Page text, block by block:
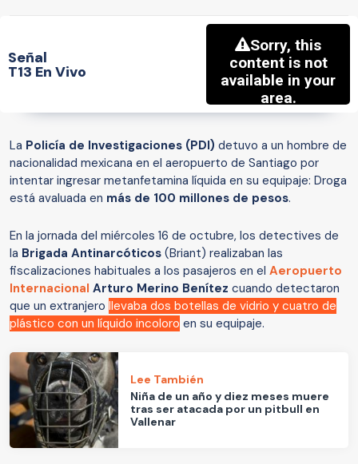
Señal
T13 En Vivo
La Policía de Investigaciones (PDI) detuvo a un hombre de
nacionalidad mexicana en el aeropuerto de Santiago por
intentar ingresar metanfetamina líquida en su equipaje: Droga
está avaluada en más de 100 millones de pesos.
En la jornada del miércoles 16 de octubre, los detectives de
la Brigada Antinarcóticos (Briant) realizaban las
fiscalizaciones habituales a los pasajeros en el Aeropuerto
Internacional Arturo Merino Benítez cuando detectaron
que un extranjero llevaba dos botellas de vidrio y cuatro de
plástico con un líquido incoloro en su equipaje.
Lee También
Niña de un año y diez meses muere
tras ser atacada por un pitbull en
Vallenar